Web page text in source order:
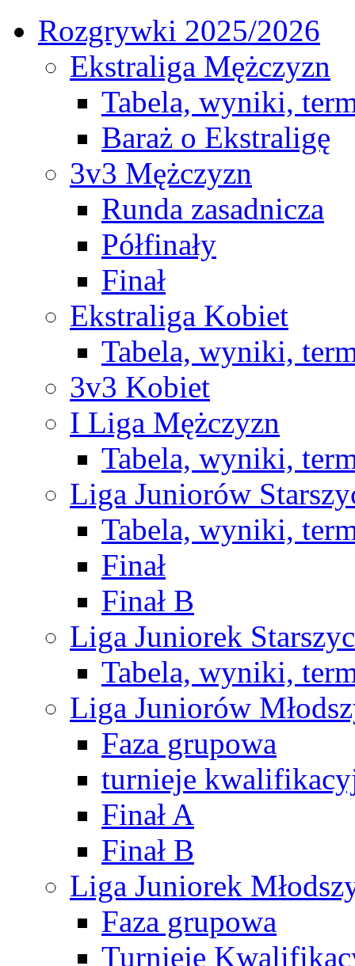
Rozgrywki 2025/2026
Ekstraliga Mężczyzn
Tabela, wyniki,
Baraż o Ekstraligę
3v3 Mężczyzn
Runda zasadnicza
Półfinały
Finał
Ekstraliga Kobiet
Tabela, wyniki,
3v3 Kobiet
I Liga Mężczyzn
Tabela, wyniki,
Liga Juniorów
Tabela, wyniki,
Finał
Finał B
Liga Juniorek
Tabela, wyniki,
Liga Juniorów
Faza grupowa
turnieje
Finał A
Finał B
Liga Juniorek
Faza grupowa
Turnieje